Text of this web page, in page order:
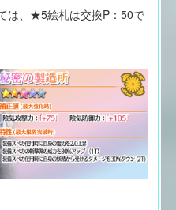
は、★5絵札は交換P：50で